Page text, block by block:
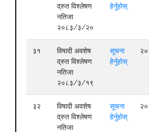
द्रुत विश्लेषण
नतिजा
२०८३/३/२०
हेर्नुहोस्
३१
विषादी अवशेष
द्रुत विश्लेषण
नतिजा
२०८३/३/१९
सूचना
हेर्नुहोस्
३२
विषादी अवशेष
द्रुत विश्लेषण
नतिजा
सूचना
हेर्नुहोस्